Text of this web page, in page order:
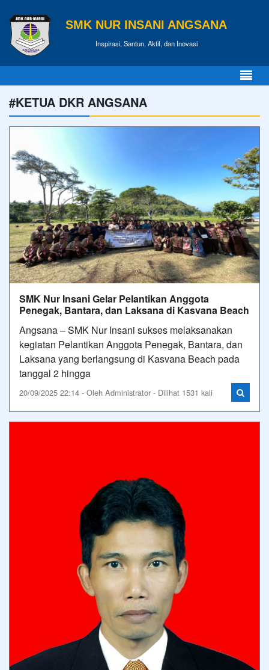
SMK NUR INSANI ANGSANA
Inspirasi, Santun, Aktif, dan Inovasi
#KETUA DKR ANGSANA
SMK Nur Insani Gelar Pelantikan Anggota
Penegak, Bantara, dan Laksana di Kasvana Beach
Angsana – SMK Nur Insani sukses melaksanakan
kegiatan Pelantikan Anggota Penegak, Bantara, dan
Laksana yang berlangsung di Kasvana Beach pada
tanggal 2 hingga
20/09/2025 22:14 - Oleh Administrator - Dilihat 1531 kali